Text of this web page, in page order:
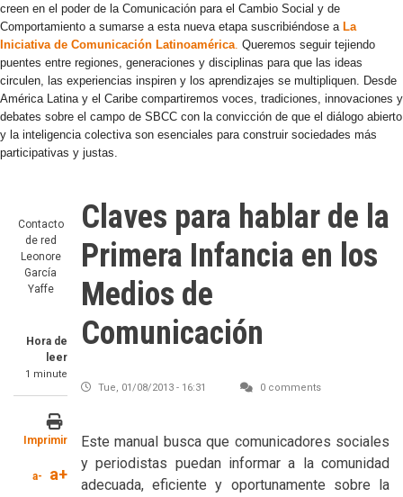
creen en el poder de la Comunicación para el Cambio Social y de
Comportamiento a sumarse a esta nueva etapa suscribiéndose a La
Iniciativa de Comunicación Latinoamérica. Queremos seguir tejiendo
puentes entre regiones, generaciones y disciplinas para que las ideas
circulen, las experiencias inspiren y los aprendizajes se multipliquen. Desde
América Latina y el Caribe compartiremos voces, tradiciones, innovaciones y
debates sobre el campo de SBCC con la convicción de que el diálogo abierto
y la inteligencia colectiva son esenciales para construir sociedades más
participativas y justas.
Contacto
de red
Leonore
García
Yaffe
Hora de
leer
1 minute
Imprimir
a- a+
Claves para hablar de la
Primera Infancia en los
Medios de
Comunicación
Tue, 01/08/2013 - 16:31 0 comments
SummaryText
Este manual busca que comunicadores sociales
y periodistas puedan informar a la comunidad
adecuada, eficiente y oportunamente sobre la